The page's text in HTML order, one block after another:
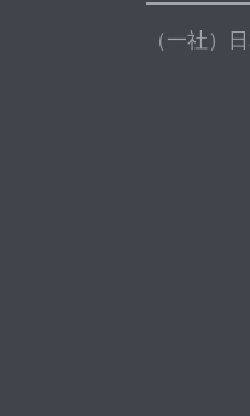
（一社）